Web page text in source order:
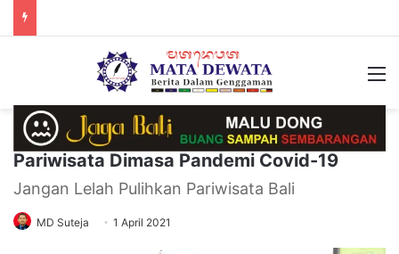
Pariwisata Dimasa Pandemi Covid-19
Jangan Lelah Pulihkan Pariwisata Bali
MD Suteja 1 April 2021